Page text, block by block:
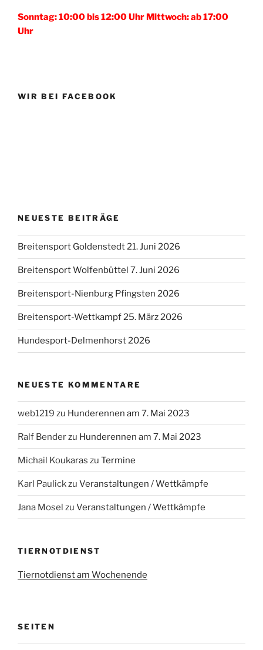
Sonntag: 10:00 bis 12:00 Uhr Mittwoch: ab 17:00
Uhr
WIR BEI FACEBOOK
NEUESTE BEITRÄGE
Breitensport Goldenstedt 21. Juni 2026
Breitensport Wolfenbüttel 7. Juni 2026
Breitensport-Nienburg Pfingsten 2026
Breitensport-Wettkampf 25. März 2026
Hundesport-Delmenhorst 2026
NEUESTE KOMMENTARE
web1219 zu Hunderennen am 7. Mai 2023
Ralf Benderzu Hunderennen am 7. Mai 2023
Michail Koukaras zu Termine
Karl Paulickzu Veranstaltungen / Wettkämpfe
Jana Mosel zu Veranstaltungen / Wettkämpfe
TIERNOTDIENST
Tiernotdienst am Wochenende
SEITEN